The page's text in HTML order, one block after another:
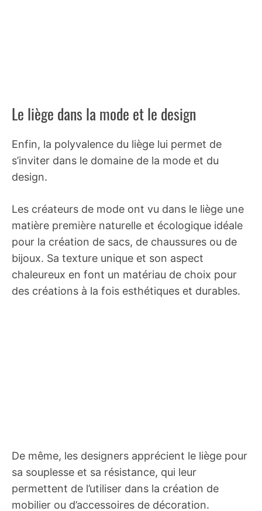
Le liège dans la mode et le design
Enfin, la polyvalence du liège lui permet de
s’inviter dans le domaine de la mode et du
design.
Les créateurs de mode ont vu dans le liège une
matière première naturelle et écologique idéale
pour la création de sacs, de chaussures ou de
bijoux. Sa texture unique et son aspect
chaleureux en font un matériau de choix pour
des créations à la fois esthétiques et durables.
De même, les designers apprécient le liège pour
sa souplesse et sa résistance, qui leur
permettent de l’utiliser dans la création de
mobilier ou d’accessoires de décoration.